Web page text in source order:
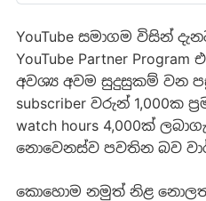
YouTube සමාගම විසින්
YouTube Partner
අවශ්‍ය අවම සුදුසුකම් වන
subscriber වරුන් 1,000ක
watch hours 4,000ක්
නොවෙනස්ව පවතින බව
‍කොහොම නමුත් නිළ නොලත්